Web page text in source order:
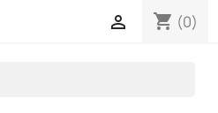
shopping_cart (0)
